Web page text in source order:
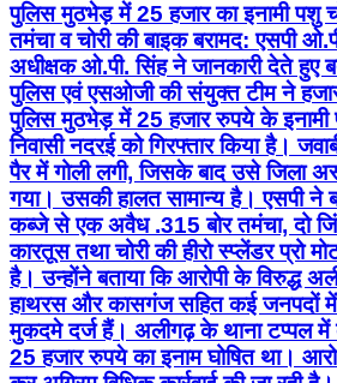
पुलिस मुठभेड़ में 25 हजार का इनामी पशु
तमंचा व चोरी की बाइक बरामद: एसपी
अधीक्षक ओ.पी. सिंह ने जानकारी देते हुए
पुलिस एवं एसओजी की संयुक्त टीम ने
पुलिस मुठभेड़ में 25 हजार रुपये के इनामी
निवासी नदरई को गिरफ्तार किया है।
पैर में गोली लगी, जिसके बाद उसे जिला
गया। उसकी हालत सामान्य है। एसपी ने
कब्जे से एक अवैध .315 बोर तमंचा, दो
कारतूस तथा चोरी की हीरो स्प्लेंडर प्रो
है। उन्होंने बताया कि आरोपी के विरुद्ध
हाथरस और कासगंज सहित कई जनपदों
मुकदमे दर्ज हैं। अलीगढ़ के थाना टप्पल में
25 हजार रुपये का इनाम घोषित था।